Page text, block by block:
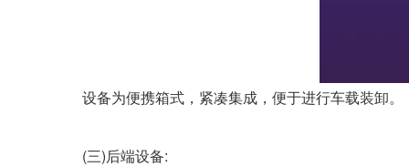
设备为便携箱式，紧凑集成，便于进行车载装卸。
(三)后端设备: